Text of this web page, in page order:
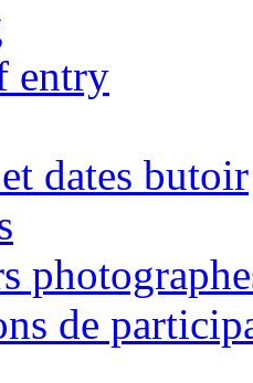
entry
dates butoir
de